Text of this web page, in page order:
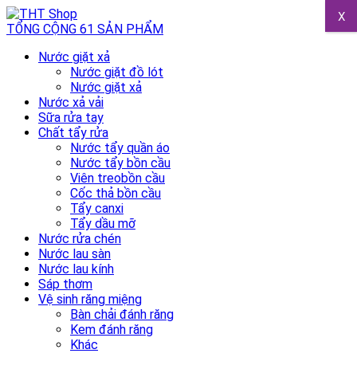
TỔNG CỘNG 61 SẢN PHẨM
Nước giặt xả
Nước giặt đồ lót
Nước giặt xả
Nước xả vải
Sữa rửa tay
Chất tẩy rửa
Nước tẩy quần áo
Nước tẩy bồn cầu
Viên treobồn cầu
Cốc thả bồn cầu
Tẩy canxi
Tẩy dầu mỡ
Nước rửa chén
Nước lau sàn
Nước lau kính
Sáp thơm
Vệ sinh răng miệng
Bàn chải đánh răng
Kem đánh răng
Khác
X